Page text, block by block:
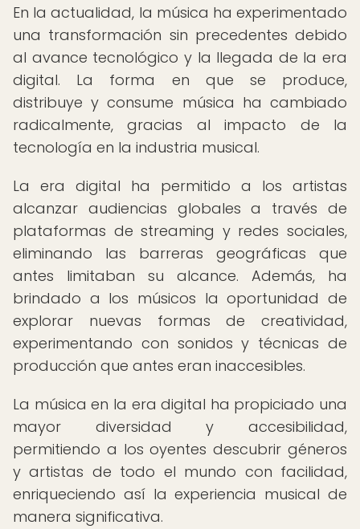
En la actualidad, la música ha experimentado
una transformación sin precedentes debido
al avance tecnológico y la llegada de la era
digital. La forma en que se produce,
distribuye y consume música ha cambiado
radicalmente, gracias al impacto de la
tecnología en la industria musical.
La era digital ha permitido a los artistas
alcanzar audiencias globales a través de
plataformas de streaming y redes sociales,
eliminando las barreras geográficas que
antes limitaban su alcance. Además, ha
brindado a los músicos la oportunidad de
explorar nuevas formas de creatividad,
experimentando con sonidos y técnicas de
producción que antes eran inaccesibles.
La música en la era digital ha propiciado una
mayor diversidad y accesibilidad,
permitiendo a los oyentes descubrir géneros
y artistas de todo el mundo con facilidad,
enriqueciendo así la experiencia musical de
manera significativa.